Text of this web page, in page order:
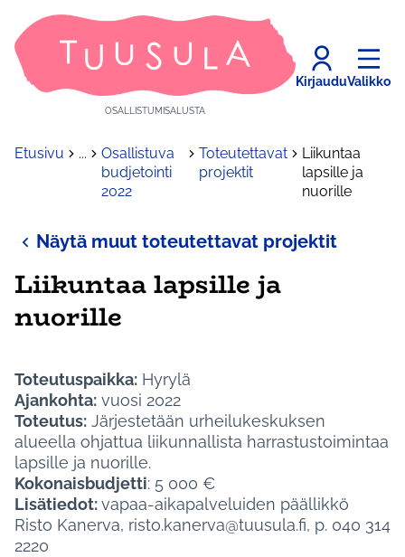
OSALLISTUMISALUSTA
KirjauduValikko
Etusivu ...
Osallistuva
budjetointi
2022
Toteutettavat
projektit
Liikuntaa
lapsille ja
nuorille
Näytä muut toteutettavat projektit
Liikuntaa lapsille ja
nuorille
Toteutuspaikka: Hyrylä
Ajankohta: vuosi 2022
Toteutus: Järjestetään urheilukeskuksen
alueella ohjattua liikunnallista harrastustoimintaa
lapsille ja nuorille.
Kokonaisbudjetti: 5 000 €
Lisätiedot:vapaa-aikapalveluiden päällikkö
Risto Kanerva, risto.kanerva@tuusula.fi, p. 040 314
2220